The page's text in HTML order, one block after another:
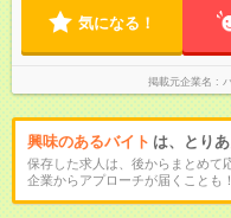
気になる！
掲載元企業名
興味のあるバイト は、とり
保存した求人は、後からまとめて
企業からアプローチが届くことも！